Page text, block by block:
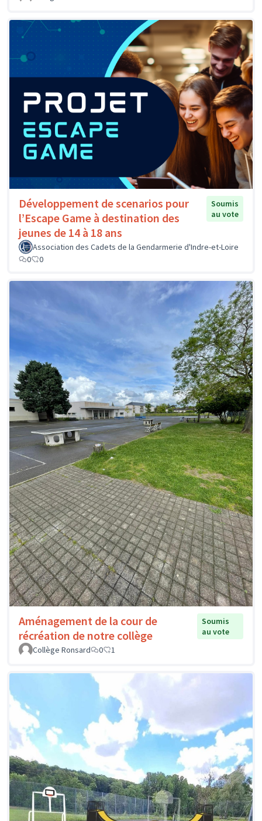
Développement de scenarios pour
l’Escape Game à destination des
jeunes de 14 à 18 ans
Soumis
au vote
Association des Cadets de la Gendarmerie d'Indre-et-Loire
0
0
Aménagement de la cour de
récréation de notre collège
Soumis
au vote
Collège Ronsard
0 1